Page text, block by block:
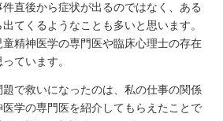
直後から症状が出るのではなく、ある
てくるようなことも多いと思います。
精神医学の専門医や臨床心理士の存在
ています。
で救いになったのは、私の仕事の関係
学の専門医を紹介してもらえたことで